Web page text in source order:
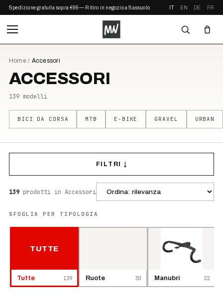
Spedizione gratuita sopra €99 — Ritiro in negozio a Sassuolo IT EN DE FR
Home/ Accessori
ACCESSORI
139 modelli
BICI DA CORSA MTB E-BIKE GRAVEL URBAN
FILTRI ↓
139 prodotti in Accessori
SFOGLIA PER TIPOLOGIA
TUTTE
Tutte 139 Ruote 30 Manubri 22